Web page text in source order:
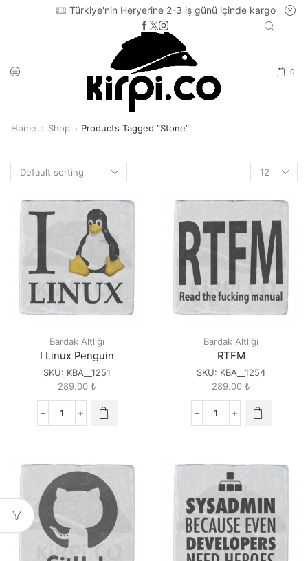
Türkiye'nin Heryerine 2-3 iş günü içinde kargo
0
Home Shop Products Tagged “stone”
Products
per
Bardak Altlığı
I Linux Penguin
SKU: KBA__1251
289.00 ₺
I
Bardak Altlığı
RTFM
SKU: KBA__1254
289.00 ₺
RTFM